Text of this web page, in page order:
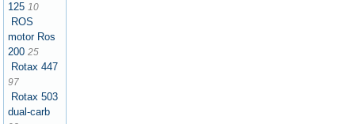
125 10
ROS
motor Ros
200 25
Rotax 447
97
Rotax 503
dual-carb